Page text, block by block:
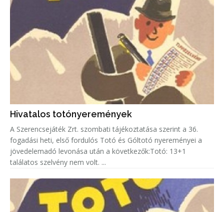
Hivatalos totónyeremények
A Szerencsejáték Zrt. szombati tájékoztatása szerint a 36.
fogadási heti, első fordulós Totó és Góltotó nyereményei a
jövedelemadó levonása után a következők:Totó: 13+1
találatos szelvény nem volt. ...